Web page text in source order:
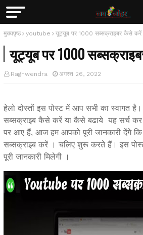
मुख्यपृष्ठ youtube यूट्यूब पर 1000 सब्सक्राइबर कैसे करें
यूट्यूब पर 1000
Raghwendra अगस्त 26, 2022
हेलो दोस्तों इस पोस्ट में आप सभी का स्वागत
सब्सक्राइब कैसे करें या कैसे बढाये यह सर्च
पर आए हैं, आज हम आपको पूरी जानकारी देंगे
सब्सक्राइब करें । चलिए शुरू करते हैं। इस
पूरी जानकारी मिलेगी ।